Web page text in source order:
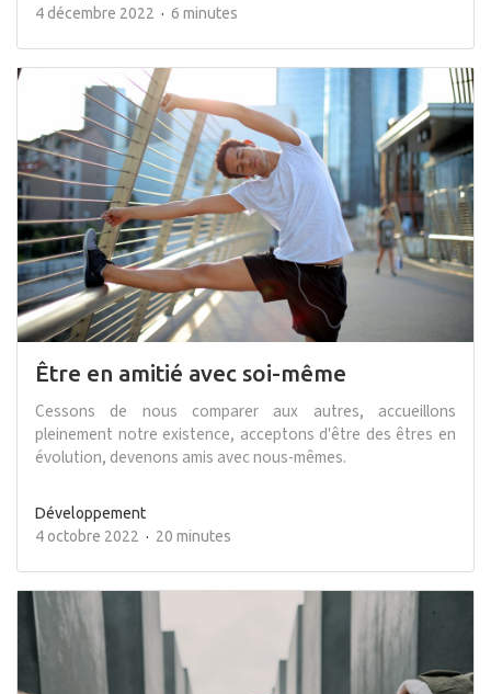
4 décembre 2022
6 minutes
Être en amitié avec soi-même
Cessons de nous comparer aux autres, accueillons
pleinement notre existence, acceptons d'être des êtres en
évolution, devenons amis avec nous-mêmes.
Développement
4 octobre 2022
20 minutes